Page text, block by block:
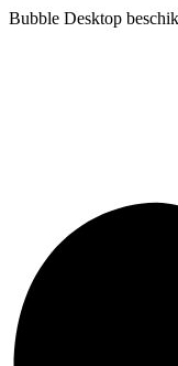
Bubble Desktop